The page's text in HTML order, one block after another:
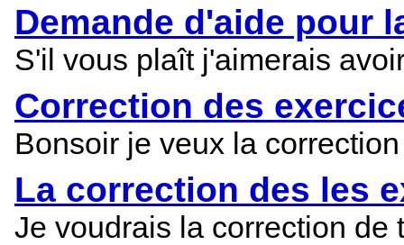
Demande d'aide pour
S'il vous plaît j'aimerais
Correction des
Bonsoir je veux la
La correction des les
Je voudrais la correction de